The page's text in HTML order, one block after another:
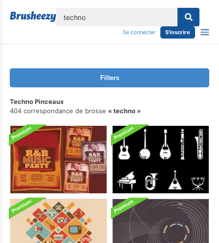
Se connecter S'inscrire
Filters
Techno Pinceaux
404 correspondance de brosse
techno